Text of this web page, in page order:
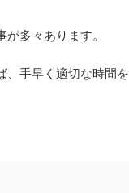
多々あります。
、手早く適切な時間を